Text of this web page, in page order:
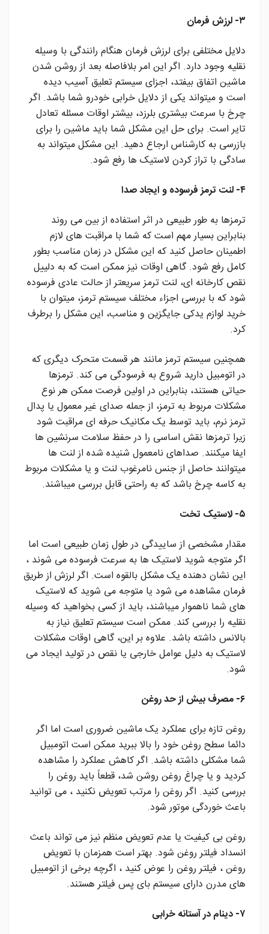
۳- لرزش فرمان
دلایل مختلفی برای لرزش فرمان هنگام رانندگی با وسیله
نقلیه وجود دارد. اگر این امر بلافاصله بعد از روشن شدن
ماشین اتفاق بیفتد، اجزای سیستم تعلیق آسیب دیده
است و میتواند یکی از دلایل خرابی خودرو شما باشد. اگر
چرخ با سرعت بیشتری بلرزد، بیشتر اوقات مسئله تعادل
تایر است. برای حل این مشکل شما باید ماشین را برای
بازرسی به کارشناس ارجاع دهید. این مشکل میتواند به
سادگی با تراز کردن لاستیک ها رفع شود.
۴- لنت ترمز فرسوده و ایجاد صدا
ترمزها به طور طبیعی در اثر استفاده از بین می روند
بنابراین بسیار مهم است که شما با مراقبت های لازم
اطمینان حاصل کنید که این مشکل در زمان مناسب بطور
کامل رفع شود. گاهی اوقات نیز ممکن است که به دلییل
نقص کارخانه ای، لنت ترمز سریعتر از حالت عادی فرسوده
شود که با بررسی اجزاء مختلف سیستم ترمز، میتوان با
خرید لوازم یدکی جایگزین و مناسب، این مشکل را برطرف
کرد.
همچنین سیستم ترمز مانند هر قسمت متحرک دیگری که
در اتومبیل دارید شروع به فرسودگی می کند. ترمزها
حیاتی هستند، بنابراین در اولین فرصت ممکن هر نوع
مشکلات مربوط به ترمز، از جمله صدای غیر معمول یا پدال
ترمز نرم، باید توسط یک مکانیک حرفه ای مراقبت شود
زیرا ترمزها نقش اساسی را در حفظ سلامت سرنشین ها
ایفا میکنند. صداهای نامعمول شنیده شده از لنت ها
میتوانند حاصل از جنس نامرغوب لنت و یا مشکلات مربوط
به کاسه چرخ باشد که به راحتی قابل بررسی میباشند.
۵- لاستیک تخت
مقدار مشخصی از ساییدگی در طول زمان طبیعی است اما
اگر متوجه شوید لاستیک ها به سرعت فرسوده می شوند ،
این نشان دهنده یک مشکل بالقوه است. اگر لرزش از طریق
فرمان مشاهده می شود یا متوجه می شوید که لاستیک
های شما ناهموار میباشند، باید از کسی بخواهید که وسیله
نقلیه را بررسی کند. ممکن است سیستم تعلیق نیاز به
بالانس داشته باشد. علاوه بر این، گاهی اوقات مشکلات
لاستیک به دلیل عوامل خارجی یا نقص در تولید ایجاد می
شود.
۶- مصرف بیش از حد روغن
روغن تازه برای عملکرد یک ماشین ضروری است اما اگر
دائما سطح روغن خود را بالا ببرید ممکن است اتومبیل
شما مشکلی داشته باشد. اگر کاهش عملکرد را مشاهده
کردید و یا چراغ روغن روشن شد، قطعاً باید روغن را
بررسی کنید. اگر روغن را مرتب تعویض نکنید ، می توانید
باعث خوردگی موتور شود.
روغن بی کیفیت یا عدم تعویض منظم نیز می تواند باعث
انسداد فیلتر روغن شود. بهتر است همزمان با تعویض
روغن ، فیلتر روغن را عوض کنید ، اگرچه برخی از اتومبیل
های مدرن دارای سیستم بای پس فیلتر هستند.
۷- دینام در آستانه خرابی